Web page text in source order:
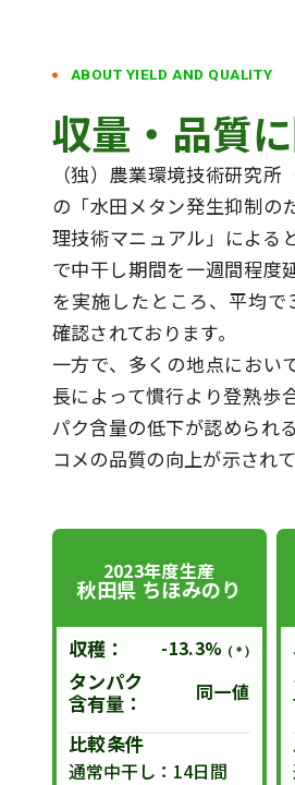
ABOUT YIELD AND QUALITY
収量・品質に
（独）農業環境技術研究所
の「水田メタン発生抑制の
理技術マニュアル」による
で中干し期間を一週間程度
を実施したところ、平均
確認されております。
一方で、多くの地点におい
長によって慣行より登熟歩
パク含量の低下が認められ
コメの品質の向上が示されて
2023年度生産
秋田県 ちほみのり
収穫： -13.3% (＊)
タンパク
含有量：
同一値
比較条件
通常中干し：14日間